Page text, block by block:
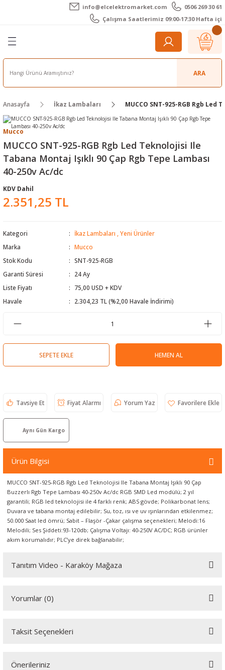
info@elcelektromarket.com
0506 269 30 61
Çalışma Saatlerimiz 09:00-17:30 Hafta içi
Geri Dön
Geri Dön
Cihazı
ve Kablo Bulucular
Geri Dön
Kameralar
Geri Dön
Cihazları
Cihazları
Geri Dön
Teli - Pasta
Geri Dön
ARA
Anasayfa İkaz Lambaları MUCCO SNT-925-RGB Rgb
Mucco
MUCCO SNT-925-RGB Rgb Led Teknolojisi Ile
Tabana Montaj Işıklı 90 Çap Rgb Tepe Lambası
40-250v Ac/dc
KDV Dahil
2.351,25 TL
Kategori İkaz Lambaları
Yeni Ürünler
Marka
Mucco
Stok Kodu
SNT-925-RGB
Garanti Süresi
24 Ay
Liste Fiyatı
75,00 USD + KDV
Havale
2.304,23 TL (%2,00 Havale İndirimi)
SEPETE EKLE HEMEN AL
Tavsiye Et Fiyat Alarmı Yorum Yaz
Aynı Gün Kargo
Ürün Bilgisi
MUCCO SNT-925-RGB Rgb Led Teknolojisi Ile Tabana Montaj Işıklı 90 Çap
Buzzerlı Rgb Tepe Lambası 40-250v Ac/dc RGB SMD Led modülü; 2 yıl
garantili; RGB led teknolojisi ile 4 farklı renk; ABS gövde; Polikarbonat lens;
Duvara ve tabana montaj edilebilir; Su, toz, ısı ve uv ışınlarından etkilenmez;
50.000 Saat led ömrü; Sabit – Flaşör -Çakar çalışma seçenekleri; Melodi:16
Melodili; Ses Şiddeti:93-120db; Çalışma Voltajı: 40-250V AC/DC; RGB ürünler
akım korumalıdır; PLC’ye direk bağlanabilir;
Tanıtım Video - Karaköy Mağaza
Yorumlar (0)
Bu ürüne ilk yorumu siz yapın!
Taksit Seçenekleri
Önerileriniz